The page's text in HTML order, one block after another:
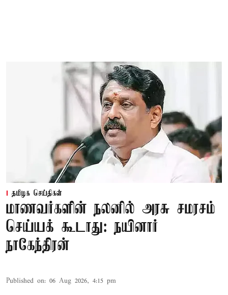
தமிழக செய்திகள்
மாணவர்களின் நலனில் அரசு சமரசம்
செய்யக் கூடாது: நயினார்
நாகேந்திரன்
Published on: 06 Aug 2026, 4:15 pm